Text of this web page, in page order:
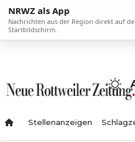
NRWZ als App
Nachrichten aus der Region direkt auf
Startbildschirm.
Stellenanzeigen